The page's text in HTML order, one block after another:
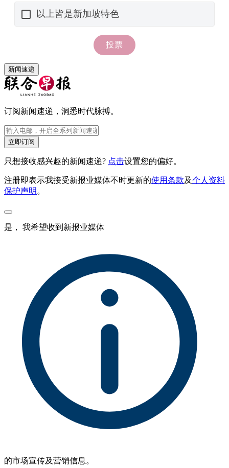
新闻速递
订阅新闻速递，洞悉时代脉搏。
立即订阅
只想接收感兴趣的新闻速递? 点击设置您的偏好。
注册即表示我接受新报业媒体不时更新的使用条款及个人资料
保护声明 。
是， 我希望收到新报业媒体
的市场宣传及营销信息。